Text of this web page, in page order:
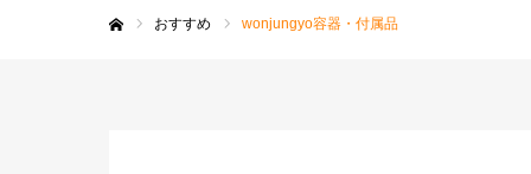
おすすめ wonjungyo容器・付属品